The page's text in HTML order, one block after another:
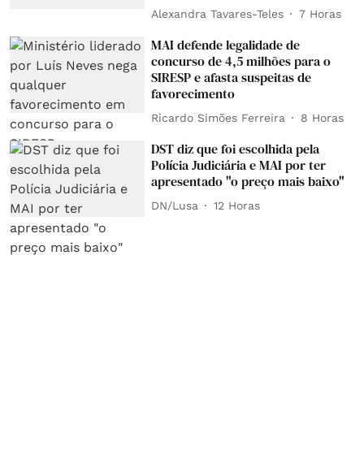
Alexandra Tavares-Teles 7 Horas
MAI defende legalidade de
concurso de 4,5 milhões para o
SIRESP e afasta suspeitas de
favorecimento
Ricardo Simões Ferreira 8 Horas
DST diz que foi escolhida pela
Polícia Judiciária e MAI por ter
apresentado "o preço mais baixo"
DN/Lusa 12 Horas